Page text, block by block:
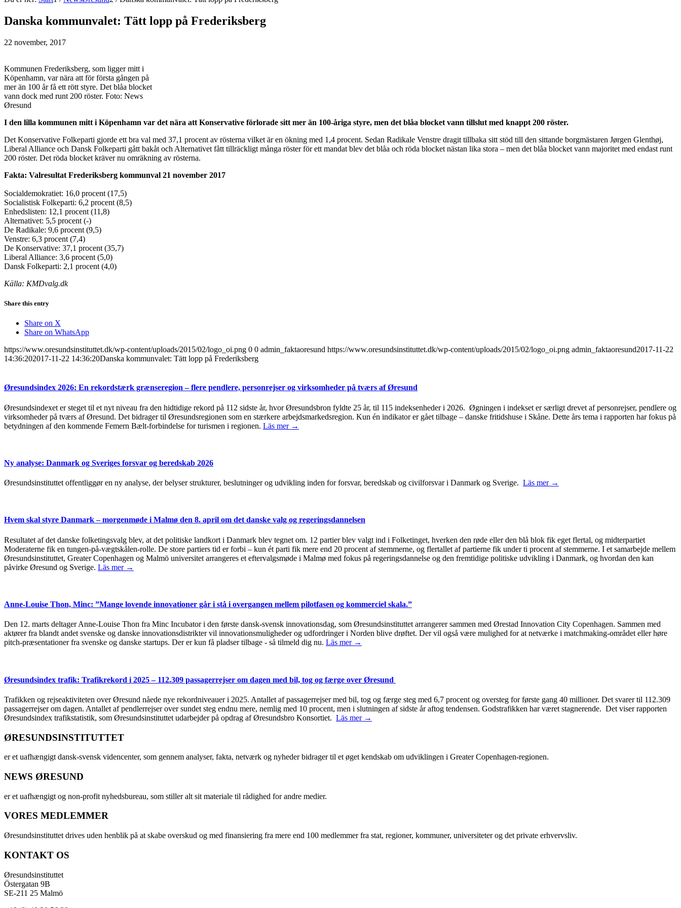
Danska kommunvalet: Tätt lopp på Frederiksberg
22 november, 2017
Kommunen Frederiksberg, som ligger mitt i
Köpenhamn, var nära att för första gången på
mer än 100 år få ett rött styre. Det blåa blocket
vann dock med runt 200 röster. Foto: News
Øresund
I den lilla kommunen mitt i Köpenhamn var det nära att Konservative förlorade sitt mer än 100-åriga styre, men det blåa blocket vann tillslut med knappt 200 röster.
Det Konservative Folkeparti gjorde ett bra val med 37,1 procent av rösterna vilket är en ökning med 1,4 procent. Sedan Radikale Venstre dragit tillbaka sitt stöd till den sittande borgmästaren Jørgen Glenthøj,
Liberal Alliance och Dansk Folkeparti gått bakåt och Alternativet fått tillräckligt många röster för ett mandat blev det blåa och röda blocket nästan lika stora – men det blåa blocket vann majoritet med endast runt
200 röster. Det röda blocket kräver nu omräkning av rösterna.
Fakta: Valresultat Frederiksberg kommunval 21 november 2017
Socialdemokratiet: 16,0 procent (17,5)
Socialistisk Folkeparti: 6,2 procent (8,5)
Enhedslisten: 12,1 procent (11,8)
Alternativet: 5,5 procent (-)
De Radikale: 9,6 procent (9,5)
Venstre: 6,3 procent (7,4)
De Konservative: 37,1 procent (35,7)
Liberal Alliance: 3,6 procent (5,0)
Dansk Folkeparti: 2,1 procent (4,0)
Källa: KMDvalg.dk
Share this entry
Share on X
Share on WhatsApp
https://www.oresundsinstituttet.dk/wp-content/uploads/2015/02/logo_oi.png 0 0 admin_faktaoresund https://www.oresundsinstituttet.dk/wp-content/uploads/2015/02/logo_oi.png admin_faktaoresund2017-11-22
14:36:202017-11-22 14:36:20Danska kommunvalet: Tätt lopp på Frederiksberg
Øresundsindex 2026: En rekordstærk grænseregion – flere pendlere, personrejser og virksomheder på tværs af Øresund
Øresundsindexet er steget til et nyt niveau fra den hidtidige rekord på 112 sidste år, hvor Øresundsbron fyldte 25 år, til 115 indeksenheder i 2026. Øgningen i indekset er særligt drevet af personrejser, pendlere og
virksomheder på tværs af Øresund. Det bidrager til Øresundsregionen som en stærkere arbejdsmarkedsregion. Kun én indikator er gået tilbage – danske fritidshuse i Skåne. Dette års tema i rapporten har fokus på
betydningen af den kommende Femern Bælt-forbindelse for turismen i regionen. Läs mer →
Ny analyse: Danmark og Sveriges forsvar og beredskab 2026
Øresundsinstituttet offentliggør en ny analyse, der belyser strukturer, beslutninger og udvikling inden for forsvar, beredskab og civilforsvar i Danmark og Sverige. Läs mer →
Hvem skal styre Danmark – morgenmøde i Malmø den 8. april om det danske valg og regeringsdannelsen
Resultatet af det danske folketingsvalg blev, at det politiske landkort i Danmark blev tegnet om. 12 partier blev valgt ind i Folketinget, hverken den røde eller den blå blok fik eget flertal, og midterpartiet
Moderaterne fik en tungen-på-vægtskålen-rolle. De store partiers tid er forbi – kun ét parti fik mere end 20 procent af stemmerne, og flertallet af partierne fik under ti procent af stemmerne. I et samarbejde mellem
Øresundsinstituttet, Greater Copenhagen og Malmö universitet arrangeres et eftervalgsmøde i Malmø med fokus på regeringsdannelse og den fremtidige politiske udvikling i Danmark, og hvordan den kan
påvirke Øresund og Sverige. Läs mer →
Anne-Louise Thon, Minc: ”Mange lovende innovationer går i stå i overgangen mellem pilotfasen og kommerciel skala.”
Den 12. marts deltager Anne-Louise Thon fra Minc Incubator i den første dansk-svensk innovationsdag, som Øresundsinstituttet arrangerer sammen med Ørestad Innovation City Copenhagen. Sammen med
aktører fra blandt andet svenske og danske innovationsdistrikter vil innovationsmuligheder og udfordringer i Norden blive drøftet. Der vil også være mulighed for at netværke i matchmaking-området eller høre
pitch-præsentationer fra svenske og danske startups. Der er kun få pladser tilbage - så tilmeld dig nu. Läs mer →
Øresundsindex trafik: Trafikrekord i 2025 – 112.309 passagerrejser om dagen med bil, tog og færge over Øresund
Trafikken og rejseaktiviteten over Øresund nåede nye rekordniveauer i 2025. Antallet af passagerrejser med bil, tog og færge steg med 6,7 procent og oversteg for første gang 40 millioner. Det svarer til 112.309
passagerrejser om dagen. Antallet af pendlerrejser over sundet steg endnu mere, nemlig med 10 procent, men i slutningen af sidste år aftog tendensen. Godstrafikken har været stagnerende. Det viser rapporten
Øresundsindex trafikstatistik, som Øresundsinstituttet udarbejder på opdrag af Øresundsbro Konsortiet. Läs mer →
ØRESUNDSINSTITUTTET
er et uafhængigt dansk-svensk videncenter, som gennem analyser, fakta, netværk og nyheder bidrager til et øget kendskab om udviklingen i Greater Copenhagen-regionen.
NEWS ØRESUND
er et uafhængigt og non-profit nyhedsbureau, som stiller alt sit materiale til rådighed for andre medier.
VORES MEDLEMMER
Øresundsinstituttet drives uden henblik på at skabe overskud og med finansiering fra mere end 100 medlemmer fra stat, regioner, kommuner, universiteter og det private erhvervsliv.
KONTAKT OS
Øresundsinstituttet
Östergatan 9B
SE-211 25 Malmö